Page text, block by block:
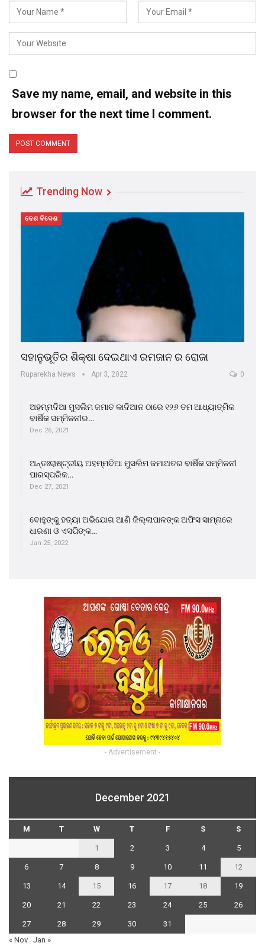
Save my name, email, and website in this
browser for the next time I comment.
Trending Now
ଦେଶ ବିଦେଶ
ସହାନୁଭୂତିର ଶିକ୍ଷା ଦେଇଥାଏ ରମଜାନ ର ରୋଜା
Ruparekha News Apr 3, 2022 0
ଅହମ୍ମଦିଆ ମୁସଲିମ ଜମାତ କାଦିଆନ ଠାରେ ୧୨୬ ତମ ଆଧ୍ୟାତ୍ମିକ
ବାର୍ଷିକ ସମ୍ମିଳନୀର…
Dec 26, 2021
ଅନ୍ତଃରାଷ୍ଟ୍ରୀୟ ଅହମ୍ମଦିଆ ମୁସଲିମ ଜମାଅତର ବାର୍ଷିକ ସମ୍ମିଳନୀ
ପାରସ୍ପରିକ…
Dec 27, 2021
ବୋହୁଙ୍କୁ ହତ୍ୟା ଅଭିଯୋଗ ଆଣି ଜିଲ୍ଲାପାଳଙ୍କ ଅଫିସ ସାମ୍ନାରେ
ଧାରଣା ଓ ଏସପିଙ୍କ…
Jan 25, 2022
- Advertisement -
December 2021
M T W T F S S
1 2 3 4 5
6 7 8 9 10 11 12
13 14 15 16 17 18 19
20 21 22 23 24 25 26
27 28 29 30
31
« Nov Jan »